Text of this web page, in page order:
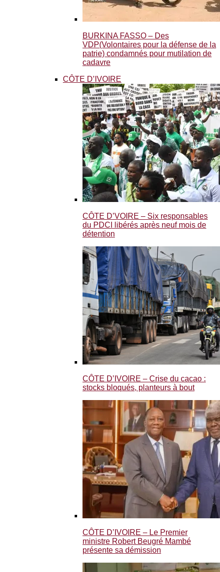
BURKINA FASSO – Des
VDP(Volontaires pour la défense de la
patrie) condamnés pour mutilation de
cadavre
CÔTE D’IVOIRE
CÔTE D’VOIRE – Six responsables
du PDCI libérés après neuf mois de
détention
CÔTE D’IVOIRE – Crise du cacao :
stocks bloqués, planteurs à bout
CÔTE D’IVOIRE – Le Premier
ministre Robert Beugré Mambé
présente sa démission